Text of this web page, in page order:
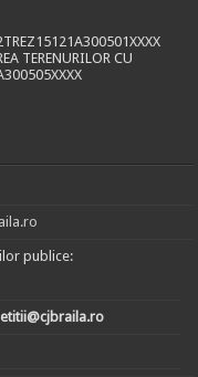
TERENURILOR CU
publice: